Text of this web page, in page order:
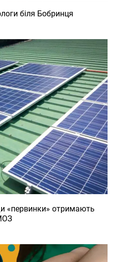
біля Бобринця
«первинки» отримають